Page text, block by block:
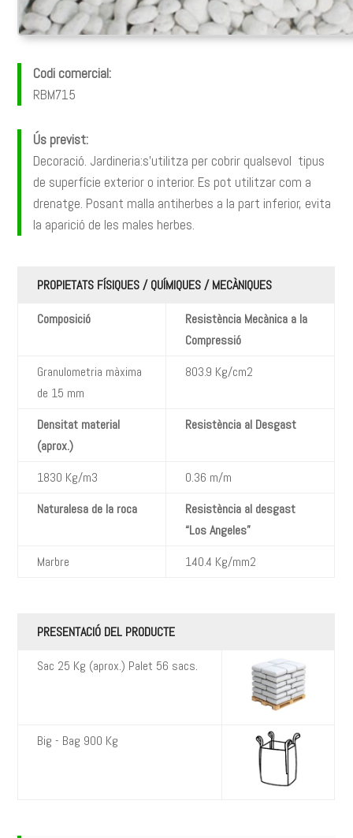
Codi comercial:
RBM715
Ús previst:
Decoració. Jardineria:s’utilitza per cobrir qualsevol tipus
de superfície exterior o interior. Es pot utilitzar com a
drenatge. Posant malla antiherbes a la part inferior, evita
la aparició de les males herbes.
PROPIETATS FÍSIQUES / QUÍMIQUES / MECÀNIQUES
Composició
Resistència Mecànica a la
Compressió
Granulometria màxima
de 15 mm
803.9 Kg/cm2
Densitat material
(aprox.)
Resistència al Desgast
1830 Kg/m3
0.36 m/m
Naturalesa de la roca
Resistència al desgast
“Los Angeles”
Marbre
140.4 Kg/mm2
PRESENTACIÓ DEL PRODUCTE
Sac 25 Kg (aprox.) Palet 56 sacs.
Big - Bag 900 Kg